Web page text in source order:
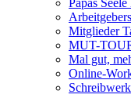
Mitglieder
MUT-
Mal gut,
Online-